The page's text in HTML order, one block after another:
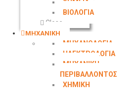
ΧΗΜΕΙΑ
ΒΙΟΛΟΓΙΑ
Close
ΜΗΧΑΝΙΚΗ
ΜΗΧΑΝΟΛΟΓΙΑ
ΗΛΕΚΤΡΟΛΟΓΙΑ
ΜΗΧΑΝΙΚΗ
ΠΕΡΙΒΑΛΛΟΝΤΟΣ
ΧΗΜΙΚΗ